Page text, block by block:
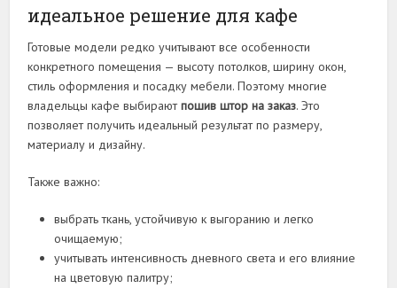
идеальное решение для кафе
Готовые модели редко учитывают все особенности
конкретного помещения — высоту потолков, ширину окон,
стиль оформления и посадку мебели. Поэтому многие
владельцы кафе выбираютпошив штор на заказ. Это
позволяет получить идеальный результат по размеру,
материалу и дизайну.
Также важно:
выбрать ткань, устойчивую к выгоранию и легко
очищаемую;
учитывать интенсивность дневного света и его влияние
на цветовую палитру;